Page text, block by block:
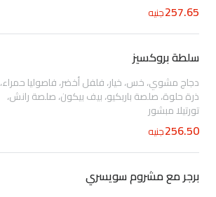
257.65جنيه
سلطة بروكسيز
دجاج مشوي، خس، خيار، فلفل أخضر، فاصوليا حمراء،
ذرة حلوة، صلصة باربكيو، بيف بيكون، صلصة رانش،
تورتيلا مبشور
256.50جنيه
برجر مع مشروم سويسري